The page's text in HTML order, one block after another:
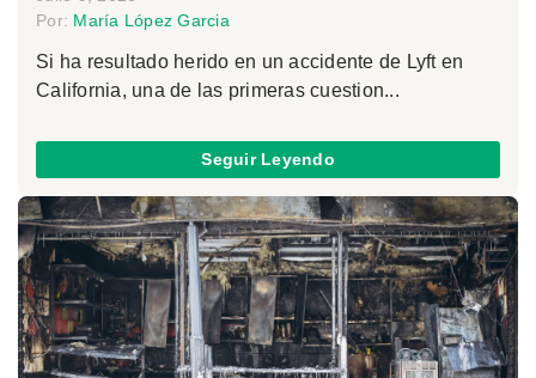
Por: María López Garcia
Si ha resultado herido en un accidente de Lyft en
California, una de las primeras cuestion...
Seguir Leyendo